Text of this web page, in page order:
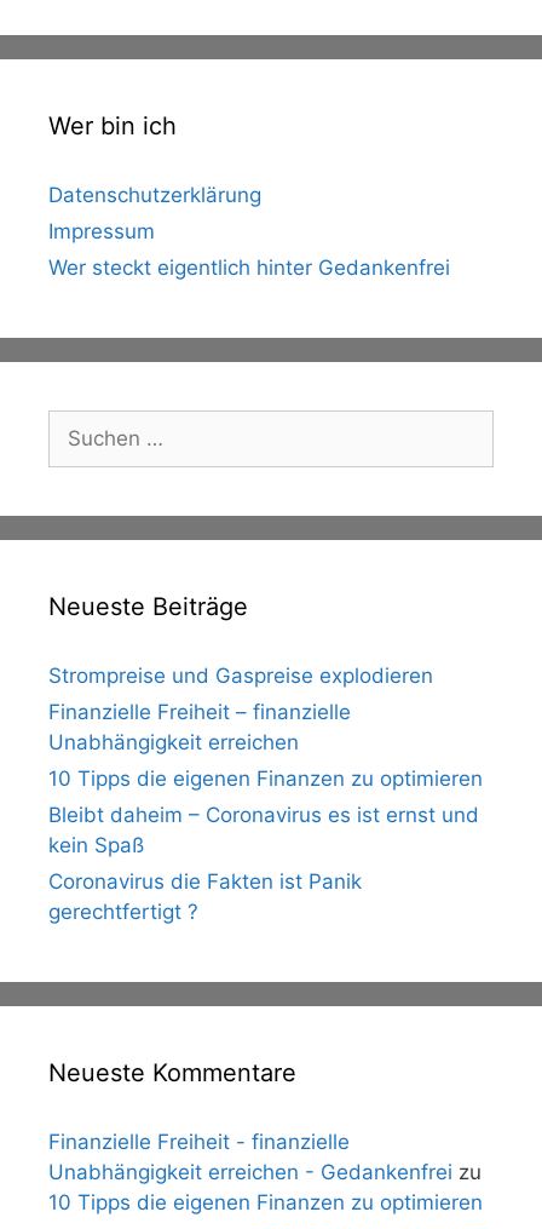
Wer bin ich
Datenschutzerklärung
Impressum
Wer steckt eigentlich hinter Gedankenfrei
Suche
nach:
Neueste Beiträge
Strompreise und Gaspreise explodieren
Finanzielle Freiheit – finanzielle
Unabhängigkeit erreichen
10 Tipps die eigenen Finanzen zu optimieren
Bleibt daheim – Coronavirus es ist ernst und
kein Spaß
Coronavirus die Fakten ist Panik
gerechtfertigt ?
Neueste Kommentare
Finanzielle Freiheit - finanzielle
Unabhängigkeit erreichen - Gedankenfrei zu
10 Tipps die eigenen Finanzen zu optimieren